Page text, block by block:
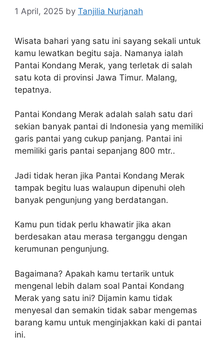
1 April, 2025 by Tanjilia Nurjanah
Wisata bahari yang satu ini sayang sekali untuk
kamu lewatkan begitu saja. Namanya ialah
Pantai Kondang Merak, yang terletak di salah
satu kota di provinsi Jawa Timur. Malang,
tepatnya.
Pantai Kondang Merak adalah salah satu dari
sekian banyak pantai di Indonesia yang memiliki
garis pantai yang cukup panjang. Pantai ini
memiliki garis pantai sepanjang 800 mtr..
Jadi tidak heran jika Pantai Kondang Merak
tampak begitu luas walaupun dipenuhi oleh
banyak pengunjung yang berdatangan.
Kamu pun tidak perlu khawatir jika akan
berdesakan atau merasa terganggu dengan
kerumunan pengunjung.
Bagaimana? Apakah kamu tertarik untuk
mengenal lebih dalam soal Pantai Kondang
Merak yang satu ini? Dijamin kamu tidak
menyesal dan semakin tidak sabar mengemas
barang kamu untuk menginjakkan kaki di pantai
ini.